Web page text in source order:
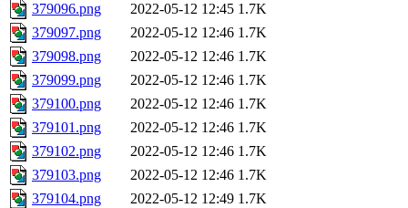
379096.png
2022-05-12 12:45 1.7K
379097.png
2022-05-12 12:46 1.7K
379098.png
2022-05-12 12:46 1.7K
379099.png
2022-05-12 12:46 1.7K
379100.png
2022-05-12 12:46 1.7K
379101.png
2022-05-12 12:46 1.7K
379102.png
2022-05-12 12:46 1.7K
379103.png
2022-05-12 12:46 1.7K
379104.png
2022-05-12 12:49 1.7K